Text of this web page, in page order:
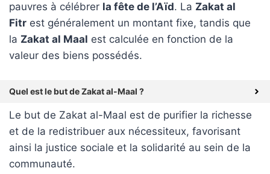
pauvres à célébrer la fête de l’Aïd. La Zakat al
Fitr est généralement un montant fixe, tandis que
la Zakat al Maal est calculée en fonction de la
valeur des biens possédés.
Quel est le but de Zakat al-Maal ?
Le but de Zakat al-Maal est de purifier la richesse
et de la redistribuer aux nécessiteux, favorisant
ainsi la justice sociale et la solidarité au sein de la
communauté.